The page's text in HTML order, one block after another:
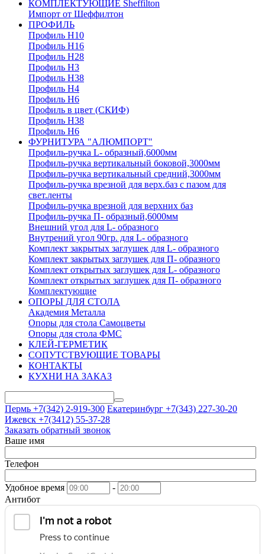
КОМПЛЕКТУЮЩИЕ Sheffilton
Импорт от Шеффилтон
ПРОФИЛЬ
Профиль H10
Профиль H16
Профиль H28
Профиль H3
Профиль H38
Профиль H4
Профиль H6
Профиль в цвет (СКИФ)
Профиль H38
Профиль H6
ФУРНИТУРА "АЛЮМПОРТ"
Профиль-ручка L- образный,6000мм
Профиль-ручка вертикальный боковой,3000мм
Профиль-ручка вертикальный средний,3000мм
Профиль-ручка врезной для верх.баз с пазом для
свет.ленты
Профиль-ручка врезной для верхних баз
Профиль-ручка П- образный,6000мм
Внешний угол для L- образного
Внутрений угол 90гр. для L- образного
Комплект закрытых заглушек для L- образного
Комплект закрытых заглушек для П- образного
Комплект открытых заглушек для L- образного
Комплект открытых заглушек для П- образного
Комплектующие
ОПОРЫ ДЛЯ СТОЛА
Академия Металла
Опоры для стола Самоцветы
Опоры для стола ФМС
КЛЕЙ-ГЕРМЕТИК
СОПУТСТВУЮЩИЕ ТОВАРЫ
КОНТАКТЫ
КУХНИ НА ЗАКАЗ
Пермь +7(342) 2-919-300 Екатеринбург +7(343) 227-30-20
Ижевск +7(3412) 55-37-28
Заказать обратный звонок
Ваше имя
Телефон
Удобное время
-
Антибот